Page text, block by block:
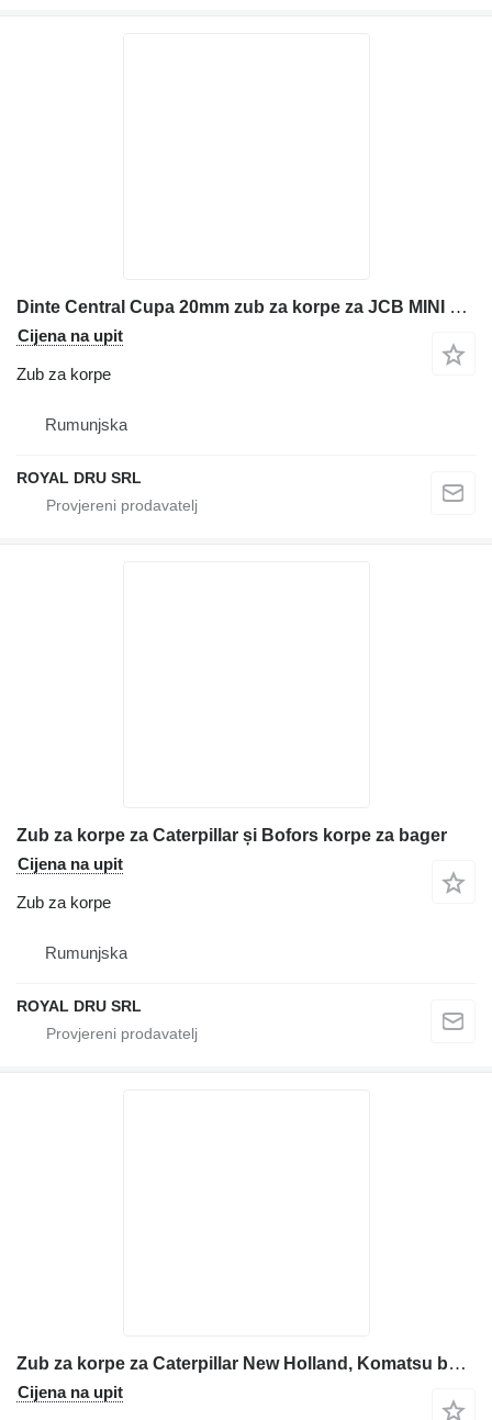
Dinte Central Cupa 20mm zub za korpe za JCB MINI mini bagera
Cijena na upit
Zub za korpe
Rumunjska
ROYAL DRU SRL
Zub za korpe za Caterpillar și Bofors korpe za bager
Cijena na upit
Zub za korpe
Rumunjska
ROYAL DRU SRL
Zub za korpe za Caterpillar New Holland, Komatsu bagera
Cijena na upit